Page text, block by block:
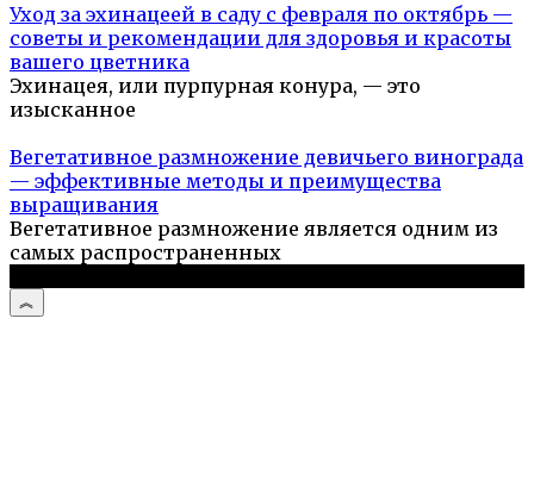
Уход за эхинацеей в саду с февраля по октябрь —
советы и рекомендации для здоровья и красоты
вашего цветника
Эхинацея, или пурпурная конура, — это
изысканное
Вегетативное размножение девичьего винограда
— эффективные методы и преимущества
выращивания
Вегетативное размножение является одним из
самых распространенных